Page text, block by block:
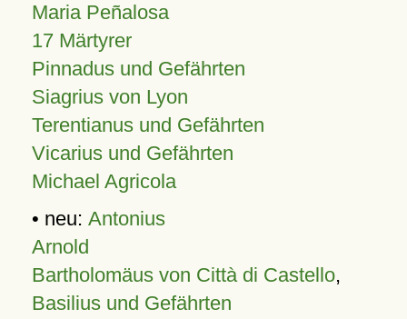
Maria Peñalosa
17 Märtyrer
Pinnadus und Gefährten
Siagrius von Lyon
Terentianus und Gefährten
Vicarius und Gefährten
Michael Agricola
• neu: Antonius
Arnold
Bartholomäus von Città di Castello,
Basilius und Gefährten